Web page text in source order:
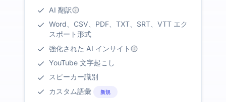
AI 翻訳
Word、CSV、PDF、TXT、SRT、VTT エク
スポート形式
強化された AI インサイト
YouTube 文字起こし
スピーカー識別
カスタム語彙
新規